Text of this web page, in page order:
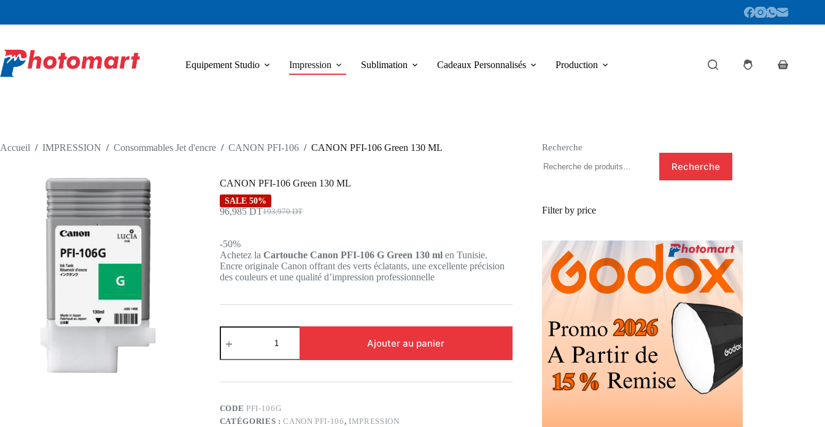
contenu
Equipement Studio Impression Sublimation Cadeaux Personnalisés Production
Panier
Accueil / IMPRESSION / Consommables Jet d'encre / CANON PFI-106 / CANON PFI-106 Green 130 ML
CANON PFI-106 Green 130 ML
SALE 50%
193,970DT
Le
était :
193,970 DT.
96,985 DTLe
est :
96,985 DT.
-50%
Achetez la Cartouche Canon PFI-106 G Green 130 mlen Tunisie.
Encre originale Canon offrant des verts éclatants, une excellente précision
des couleurs et une qualité d’impression professionnelle
quantité
de
PFI-
Green
ML
Ajouter au panier
CODEPFI-106G
CATÉGORIES :CANON PFI-106, IMPRESSION
Recherche
Recherche
Filter by price